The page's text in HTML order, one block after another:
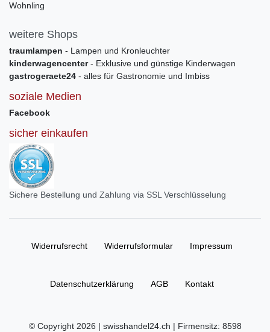
Wohnling
weitere Shops
traumlampen - Lampen und Kronleuchter
kinderwagencenter- Exklusive und günstige Kinderwagen
gastrogeraete24 - alles für Gastronomie und Imbiss
soziale Medien
Facebook
sicher einkaufen
Sichere Bestellung und Zahlung via SSL Verschlüsselung
Widerrufs­recht Widerrufs­formular Impressum
Daten­schutz­erklärung AGB Kontakt
© Copyright 2026 | swisshandel24.ch | Firmensitz: 8598